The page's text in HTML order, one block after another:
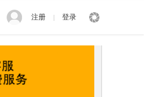
注册 登录